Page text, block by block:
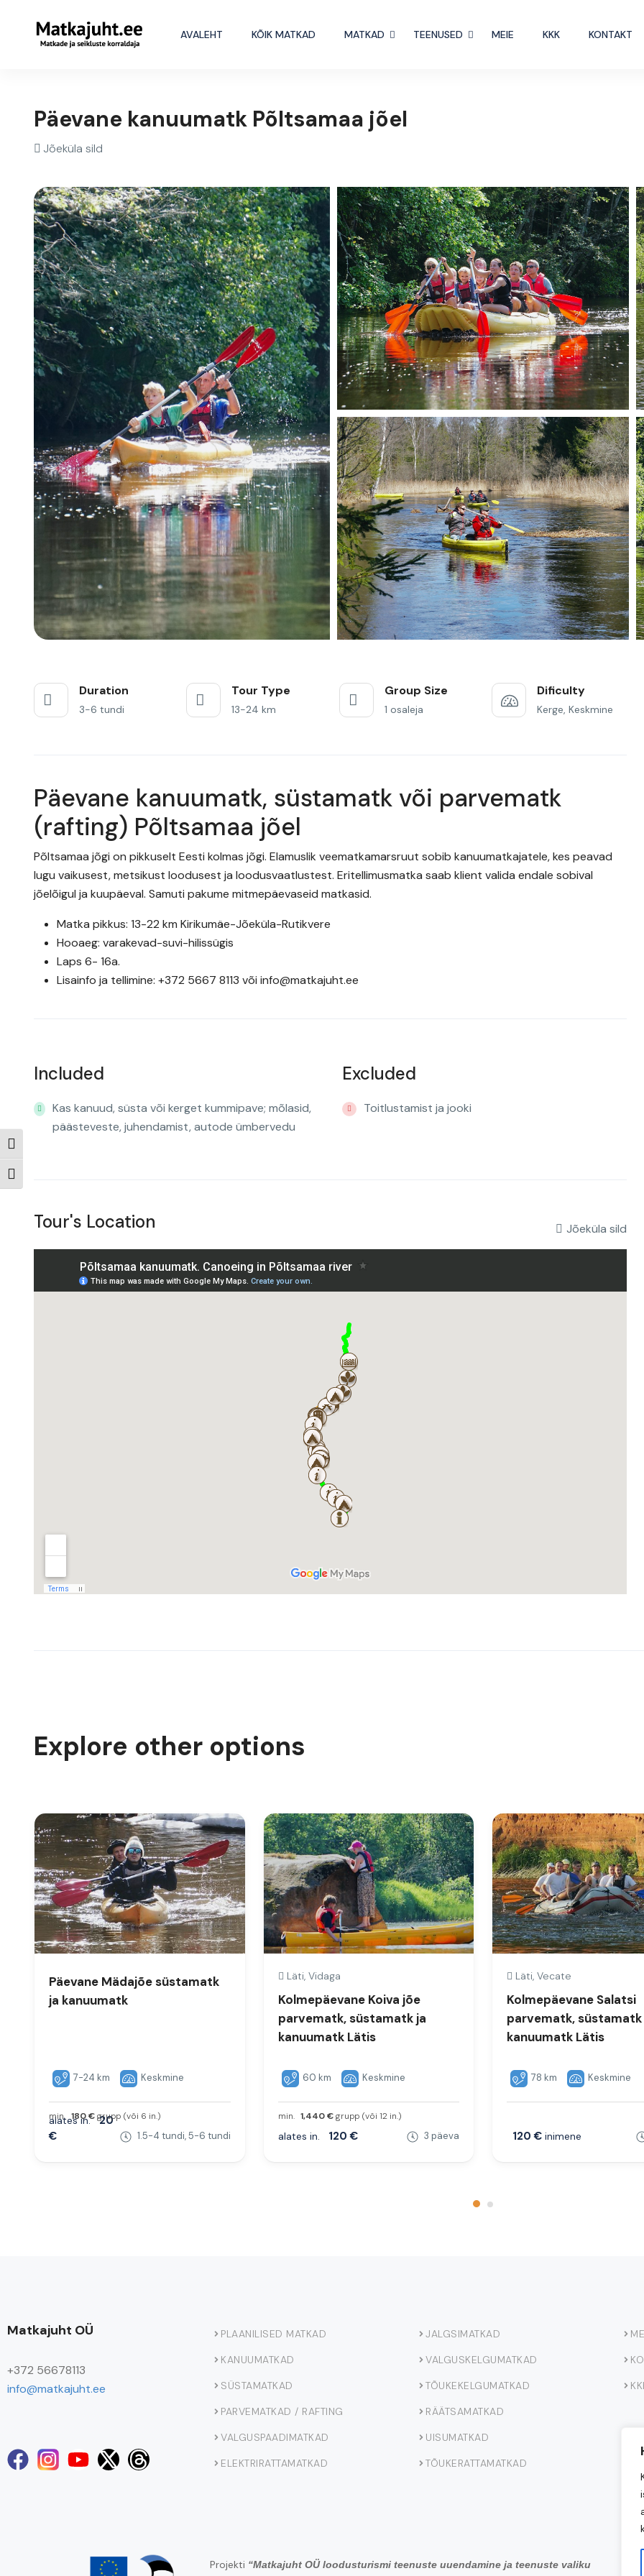
Toggle High Contrast
Toggle Font size
AVALEHT KÕIK MATKAD MATKAD TEENUSED MEIE KKK KONTAKT
Päevane kanuumatk Põltsamaa jõel
Jõeküla sild
Duration
3-6 tundi
Tour Type
13-24 km
Group Size
1 osaleja
Dificulty
Kerge, Keskmine
Päevane kanuumatk, süstamatk või parvematk
(rafting) Põltsamaa jõel
Põltsamaa jõgi on pikkuselt Eesti kolmas jõgi. Elamuslik veematkamarsruut sobib kanuumatkajatele, kes peavad
lugu vaikusest, metsikust loodusest ja loodusvaatlustest. Eritellimusmatka saab klient valida endale sobival
jõelõigul ja kuupäeval. Samuti pakume mitmepäevaseid matkasid.
Matka pikkus: 13-22 km Kirikumäe-Jõeküla-Rutikvere
Hooaeg: varakevad-suvi-hilissügis
Laps 6- 16a.
Lisainfo ja tellimine: +372 5667 8113 või info@matkajuht.ee
Included
Kas kanuud, süsta või kerget kummipave; mõlasid,
päästeveste, juhendamist, autode ümbervedu
Excluded
Toitlustamist ja jooki
Tour's Location Jõeküla sild
Explore other options
Päevane Mädajõe süstamatk
ja kanuumatk
7-24 km Keskmine
min. 180 €grupp (või 6 in.)
alates in. 20
€
1.5-4 tundi, 5-6 tundi
Läti, Vidaga
Kolmepäevane Koiva jõe
parvematk, süstamatk ja
kanuumatk Lätis
60 km Keskmine
min. 1,440 €grupp (või 12 in.)
alates in. 120 € 3 päeva
Läti, Vecate
Kolmepäevane Salatsi
parvematk, süstamatk
kanuumatk Lätis
78 km Keskmine
120 € inimene
Matkajuht OÜ
+372 56678113
info@matkajuht.ee
PLAANILISED MATKAD
KANUUMATKAD
SÜSTAMATKAD
PARVEMATKAD / RAFTING
VALGUSPAADIMATKAD
ELEKTRIRATTAMATKAD
JALGSIMATKAD
VALGUSKELGUMATKAD
TÕUKEKELGUMATKAD
RÄÄTSAMATKAD
UISUMATKAD
TÕUKERATTAMATKAD
Projekti “Matkajuht OÜ loodusturismi teenuste uuendamine ja teenuste valiku